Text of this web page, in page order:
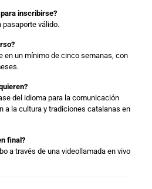
inscribirse?
válido.
en un mínimo de cinco semanas, con
del idioma para la comunicación
a la cultura y tradiciones catalanas en
final?
a través de una videollamada en vivo